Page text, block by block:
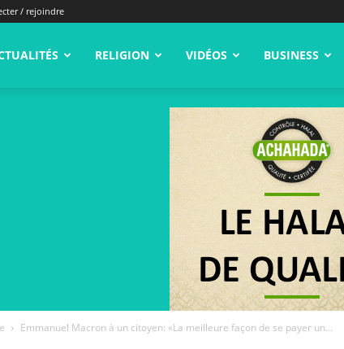
/ rejoindre
RELIGION VIDÉOS BUSINESS
Emmanuel Macron à un citoyen: «La meilleure façon de se payer un...